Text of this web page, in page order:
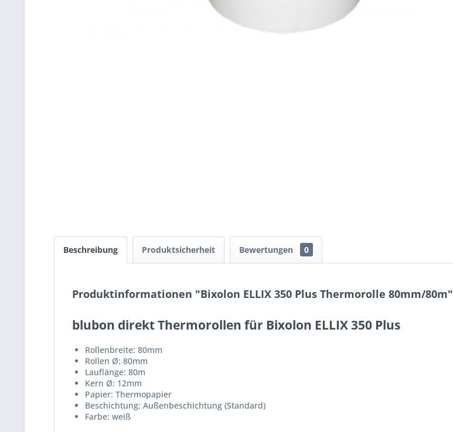
Beschreibung Produktsicherheit Bewertungen 0
Produktinformationen "Bixolon ELLIX 350 Plus Thermorolle 80mm/80m"
blubon direkt Thermorollen für Bixolon ELLIX 350 Plus
Rollenbreite: 80mm
Rollen Ø: 80mm
Lauflänge: 80m
Kern Ø: 12mm
Papier: Thermopapier
Beschichtung: Außenbeschichtung (Standard)
Farbe: weiß